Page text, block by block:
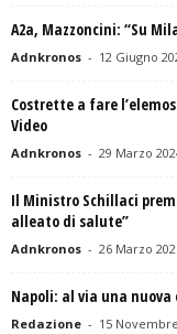
A2a, Mazzoncini: “Su
Adnkronos - 12 Giugno
Costrette a fare
Video
Adnkronos - 29 Marzo
Il Ministro Schillaci
alleato di salute”
Adnkronos - 26 Marzo
Napoli: al via una
Redazione - 15